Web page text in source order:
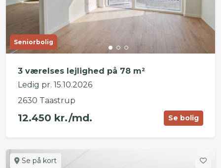
Seniorbolig
3 værelses lejlighed på 78 m²
Ledig pr. 15.10.2026
2630 Taastrup
12.450 kr./md. Se bolig
Se på kort